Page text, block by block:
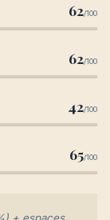
62/100
62/100
42/100
65/100